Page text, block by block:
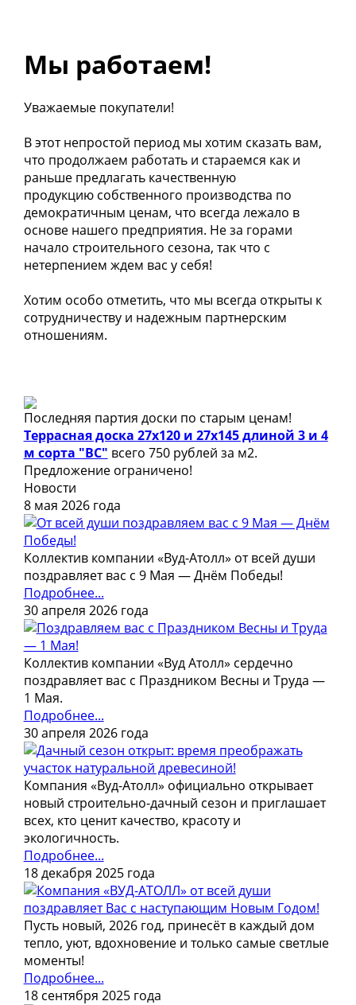
Мы работаем!
Уважаемые покупатели!
В этот непростой период мы хотим сказать вам,
что продолжаем работать и стараемся как и
раньше предлагать качественную
продукцию собственного производства по
демократичным ценам, что всегда лежало в
основе нашего предприятия. Не за горами
начало строительного сезона, так что с
нетерпением ждем вас у себя!
Хотим особо отметить, что мы всегда открыты к
сотрудничеству и надежным партнерским
отношениям.
Последняя партия доски по старым ценам!
Террасная доска 27х120 и 27х145 длиной 3 и 4
м сорта "ВС" всего 750 рублей за м2.
Предложение ограничено!
Новости
8 мая 2026 года
Коллектив компании «Вуд-Атолл» от всей души
поздравляет вас с 9 Мая — Днём Победы!
Подробнее...
30 апреля 2026 года
Коллектив компании «Вуд Атолл» сердечно
поздравляет вас с Праздником Весны и Труда —
1 Мая.
Подробнее...
30 апреля 2026 года
Компания «Вуд-Атолл» официально открывает
новый строительно-дачный сезон и приглашает
всех, кто ценит качество, красоту и
экологичность.
Подробнее...
18 декабря 2025 года
Пусть новый, 2026 год, принесёт в каждый дом
тепло, уют, вдохновение и только самые светлые
моменты!
Подробнее...
18 сентября 2025 года